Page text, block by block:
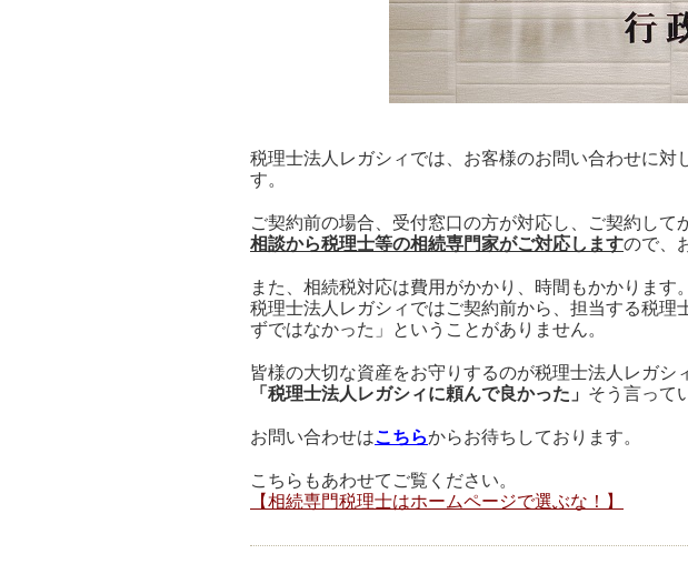
税理士法人レガシィでは、お客様のお問い合わせに
す。
ご契約前の場合、受付窓口の方が対応し、ご契約して
相談から税理士等の相続専門家がご対応しますので、
また、相続税対応は費用がかかり、時間もかかります
税理士法人レガシィではご契約前から、担当する税
ずではなかった」ということがありません。
皆様の大切な資産をお守りするのが税理士法人レガシ
「税理士法人レガシィに頼んで良かった」 そう言って
お問い合わせはこちらからお待ちしております。
こちらもあわせてご覧ください。
【相続専門税理士はホームページで選ぶな！】